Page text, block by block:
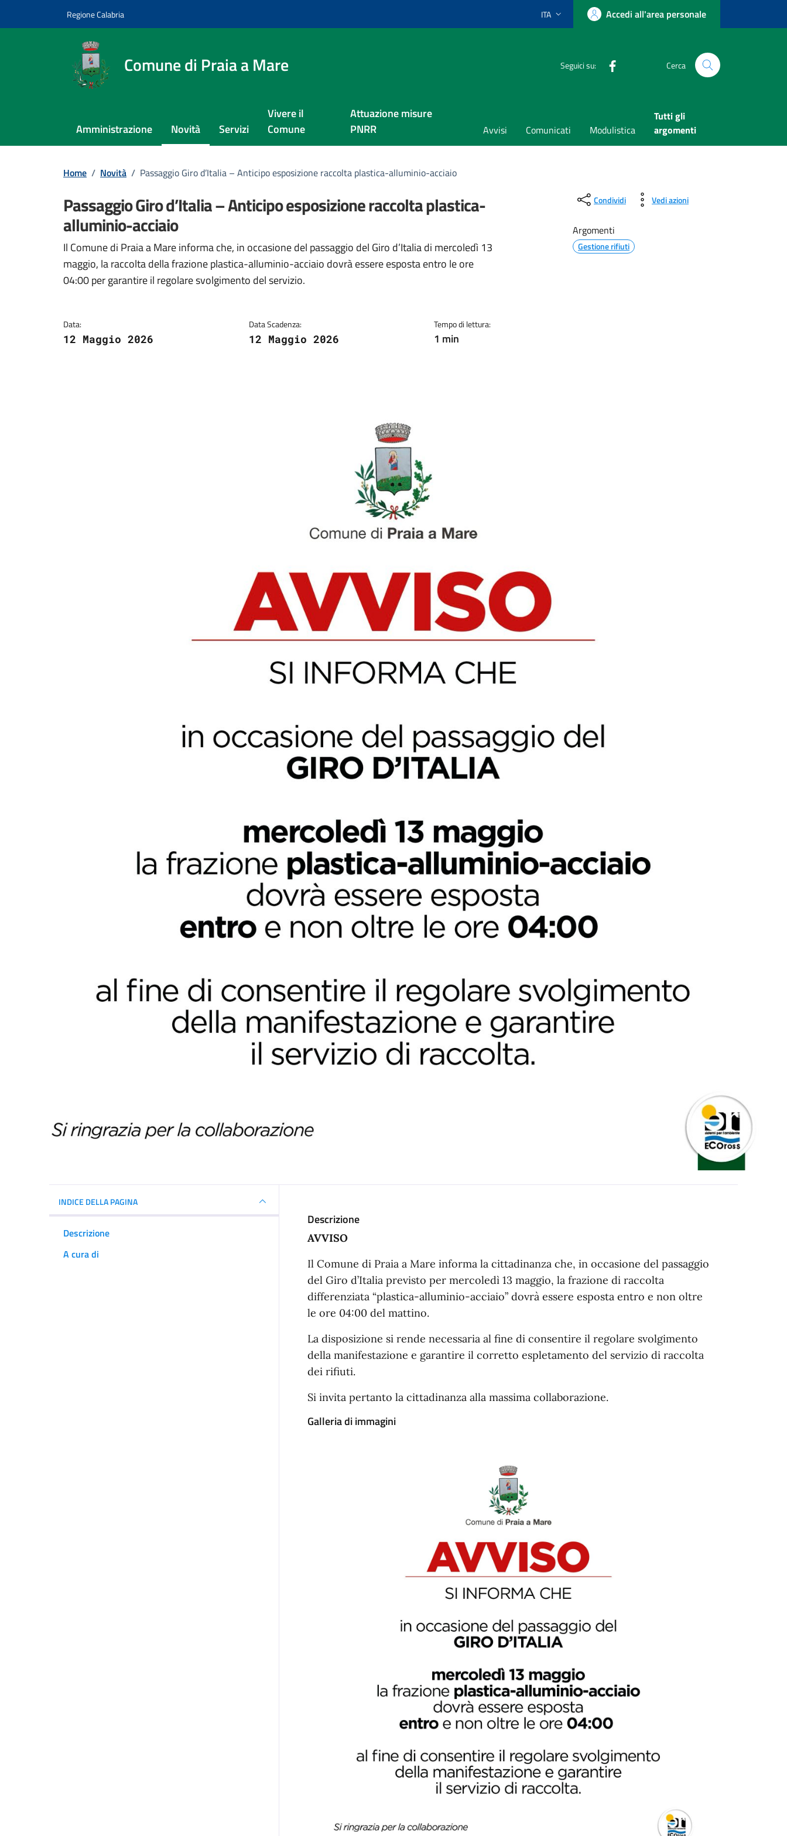
Regione Calabria Lingua attiva:
ITA Accedi all'area personale
Comune di Praia a Mare Seguici su: Cerca
Amministrazione Novità Servizi
Vivere il
Comune
Attuazione misure
PNRR
Avvisi Comunicati Modulistica
Tutti gli
argomenti
Home / Novità / Passaggio Giro d’Italia – Anticipo esposizione raccolta plastica-alluminio-acciaio
Passaggio Giro d’Italia – Anticipo esposizione raccolta plastica-
alluminio-acciaio
Dettagli della notizia
Il Comune di Praia a Mare informa che, in occasione del passaggio del Giro d’Italia di mercoledì 13
maggio, la raccolta della frazione plastica-alluminio-acciaio dovrà essere esposta entro le ore
04:00 per garantire il regolare svolgimento del servizio.
Data:
12 Maggio 2026
Data Scadenza:
12 Maggio 2026
Tempo di lettura:
1 min
Condividi Vedi azioni
Argomenti
Gestione rifiuti
INDICE DELLA PAGINA
Descrizione
A cura di
Descrizione
AVVISO
Il Comune di Praia a Mare informa la cittadinanza che, in occasione del passaggio
del Giro d’Italia previsto per mercoledì 13 maggio, la frazione di raccolta
differenziata “plastica-alluminio-acciaio” dovrà essere esposta entro e non oltre
le ore 04:00 del mattino.
La disposizione si rende necessaria al fine di consentire il regolare svolgimento
della manifestazione e garantire il corretto espletamento del servizio di raccolta
dei rifiuti.
Si invita pertanto la cittadinanza alla massima collaborazione.
Galleria di immagini